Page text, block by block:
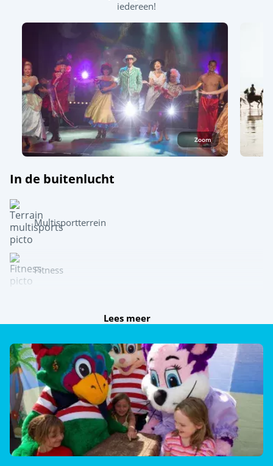
iedereen!
Zoom
In de buitenlucht
Multisportterrein
Fitness
Jeu de boules
Afleiding voor de kids
Speeltuin
Dag- en avondanimatie
Lees meer